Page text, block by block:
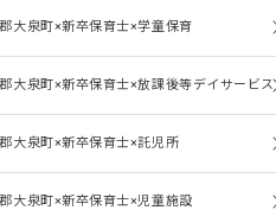
大泉町×新卒保育士×学童保育
大泉町×新卒保育士×放課後等デイサービス
大泉町×新卒保育士×託児所
大泉町×新卒保育士×児童施設